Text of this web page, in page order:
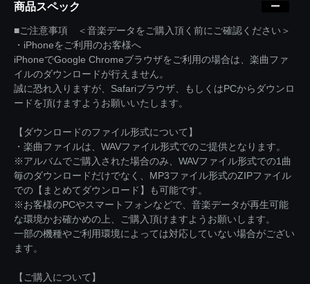
商品スペック
■ご注意事項 ＜音楽データをご購入頂く前にご確認ください＞
・iPhoneをご利用のお客様へ
iPhoneでGoogle Chromeブラウザをご利用の場合は、楽曲ファ
イルのダウンロードが行えません。
誠に恐れ入りますが、Safariブラウザ、もしくはPCからダウンロ
ードを頂けますようお願いいたします。
【ダウンロードのファイル形式について】
・楽曲ファイルは、WAVファイル形式でのご提供となります。
※アルバムでご購入された場合のみ、WAVファイル形式での1曲
毎のダウンロードだけでなく、MP3ファイル形式のZIPファイル
での【まとめてダウンロード】も可能です。
※お客様のPCやスマートフォンなどで、音楽データが再生可能
な環境かお確かめの上、ご購入頂けますようお願いします。
一部の機種やご利用環境によっては対応していない場合がござい
ます。
【ご購入について】